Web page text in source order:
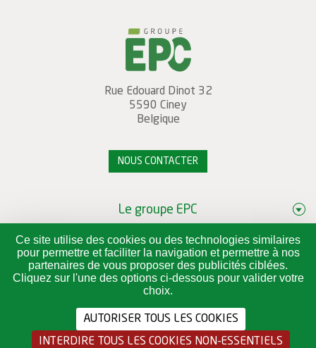
Rue Edouard Dinot 32
5590 Ciney
Belgique
NOUS CONTACTER
Le groupe EPC
Services aux collectivités
Notre approche de la santé
Jobs
Mentions légales Politique d'accessibilité Charte vie privée - Recrutement Charte
Ce site utilise des cookies ou des technologies similaires
pour permettre et faciliter la navigation et permettre à nos
partenaires de vous proposer des publicités ciblées.
Cliquez sur l'une des options ci-dessous pour valider votre
choix.
AUTORISER TOUS LES COOKIES
INTERDIRE TOUS LES COOKIES NON-ESSENTIELS